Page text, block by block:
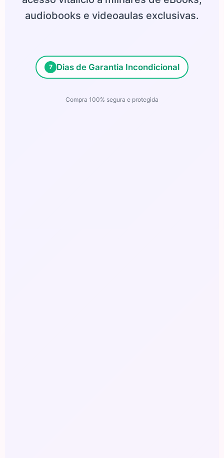
audiobooks e videoaulas exclusivas.
7 Dias de Garantia Incondicional
Compra 100% segura e protegida